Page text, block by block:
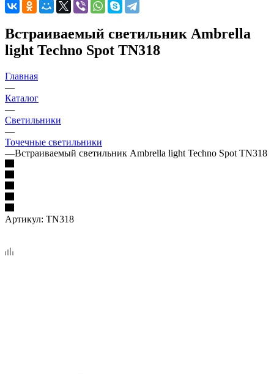
Встраиваемый светильник Ambrella
light Techno Spot TN318
Главная
—
Каталог
—
Светильники
—
Точечные светильники
—Встраиваемый светильник Ambrella light Techno Spot TN318
Артикул: TN318